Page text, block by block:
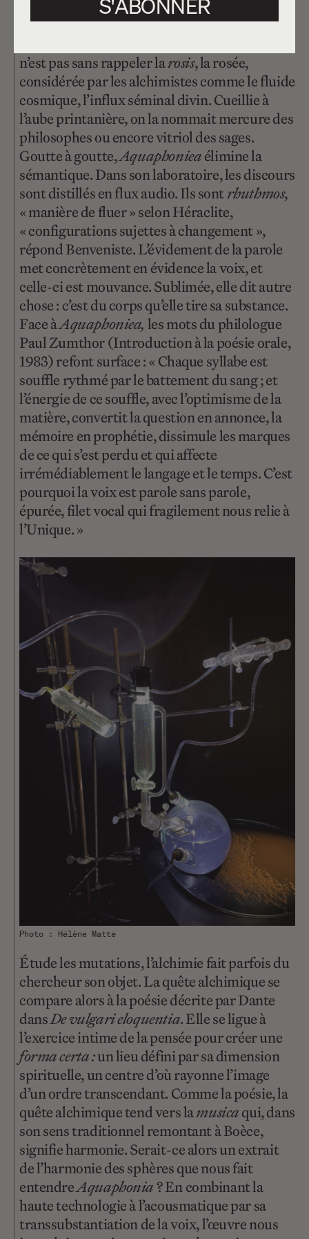
goutte à goutte. Les phrases sont
fragmentées, puis les mots deviennent
n’est pas sans rappeler larosis, la rosée,
considérée par les alchimistes comme le fluide
cosmique, l’influx séminal divin. Cueillie à
l’aube printanière, on la nommait mercure des
philosophes ou encore vitriol des sages.
Goutte à goutte,Aquaphonieaélimine la
sémantique. Dans son laboratoire, les discours
sont distillés en flux audio. Ils sontrhuthmos,
« manière de fluer » selon Héraclite,
« configurations sujettes à changement »,
répond Benveniste. L’évidement de la parole
met concrètement en évidence la voix, et
celle-ci est mouvance. Sublimée, elle dit autre
chose : c’est du corps qu’elle tire sa substance.
Face àAquaphoniea, les mots du philologue
Paul Zumthor (Introduction à la poésie orale,
1983) refont surface : « Chaque syllabe est
souffle rythmé par le battement du sang ; et
l’énergie de ce souffle, avec l’optimisme de la
matière, convertit la question en annonce, la
mémoire en prophétie, dissimule les marques
de ce qui s’est perdu et qui affecte
irrémédiablement le langage et le temps. C’est
pourquoi la voix est parole sans parole,
épurée, filet vocal qui fragilement nous relie à
l’Unique. »
Photo : Hélène Matte
Étude les mutations, l’alchimie fait parfois du
chercheur son objet. La quête alchimique se
compare alors à la poésie décrite par Dante
dansDe vulgari eloquentia. Elle se ligue à
l’exercice intime de la pensée pour créer une
forma certa :un lieu défini par sa dimension
spirituelle, un centre d’où rayonne l’image
d’un ordre transcendant. Comme la poésie, la
quête alchimique tend vers lamusicaqui, dans
son sens traditionnel remontant à Boèce,
signifie harmonie. Serait-ce alors un extrait
de l’harmonie des sphères que nous fait
entendreAquaphonia? En combinant la
haute technologie à l’acousmatique par sa
transsubstantiation de la voix, l’œuvre nous
S'ABONNER